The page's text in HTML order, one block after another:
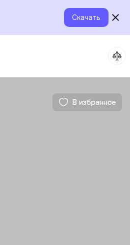
Скачать
В избранное